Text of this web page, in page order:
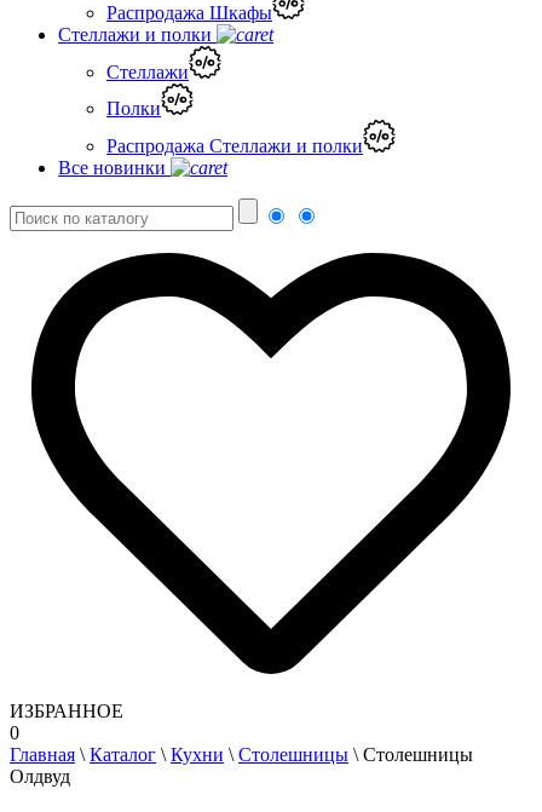
Распродажа Шкафы
Стеллажи и полки
Стеллажи
Полки
Распродажа Стеллажи и полки
Все новинки
ИЗБРАННОЕ
0
Главная \ Каталог \ Кухни \ Столешницы \ Столешницы
Олдвуд